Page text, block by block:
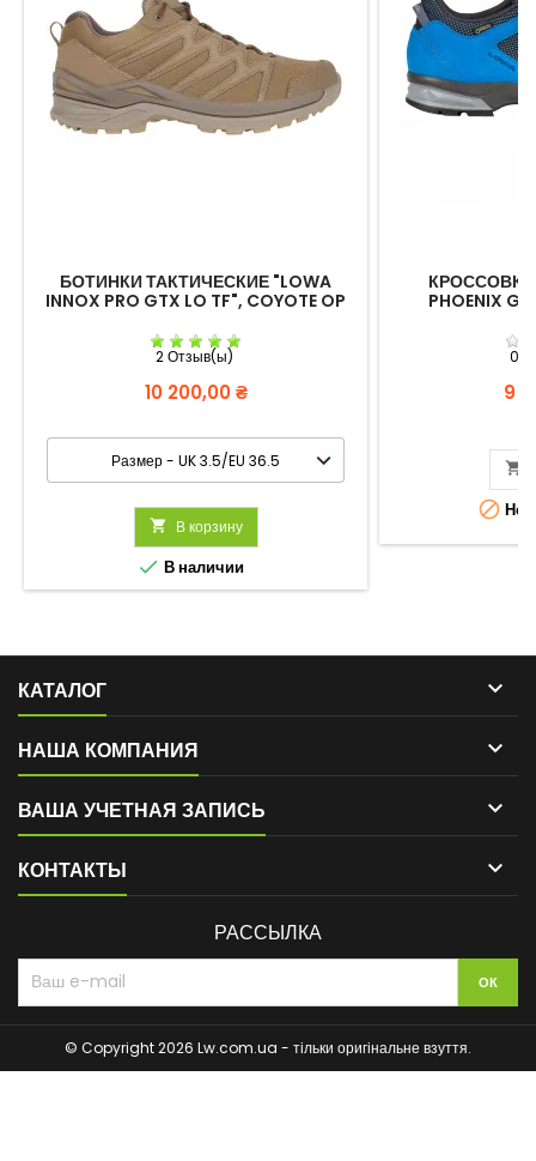
БОТИНКИ ТАКТИЧЕСКИЕ "LOWA
INNOX PRO GTX LO TF", COYOTE OP
2 Отзыв(ы)
Цена
10 200,00 ₴
 В корзину
 В наличии
КРОССОВКИ
PHOENIX
0
9

 Нет
КАТАЛОГ 
НАША КОМПАНИЯ 
ВАША УЧЕТНАЯ ЗАПИСЬ 
КОНТАКТЫ 
РАССЫЛКА
© Copyright 2026 Lw.com.ua - тільки оригінальне взуття.